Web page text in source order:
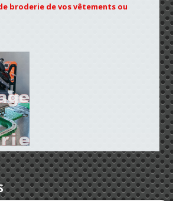
broderie de vos vêtements ou